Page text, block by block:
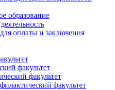
образование
оплаты и заключения
факультет
факультет
факультет